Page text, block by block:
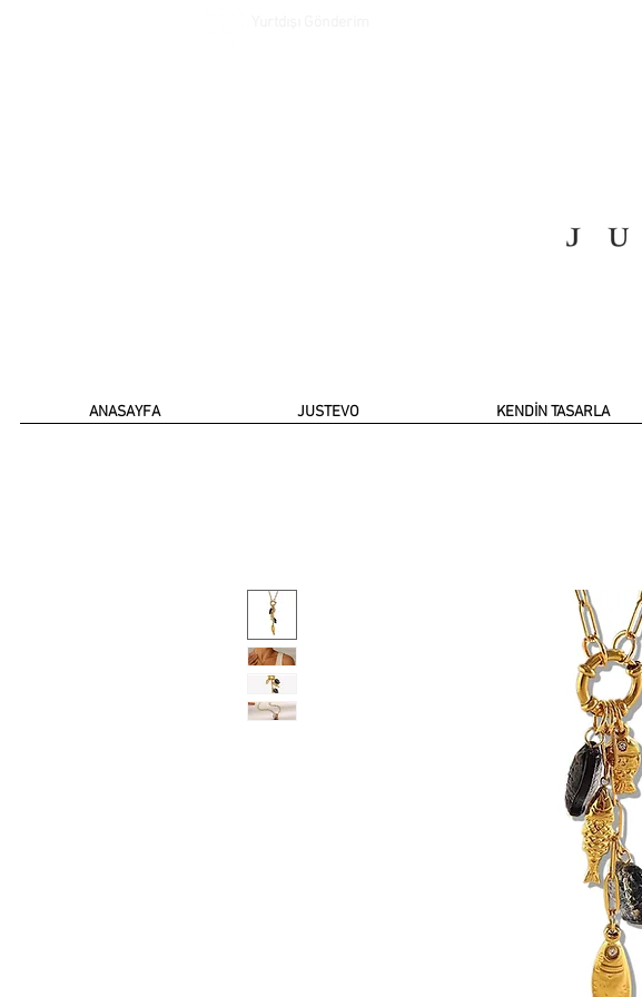
ANASAYFA JUSTEVO KENDİN TASARLA